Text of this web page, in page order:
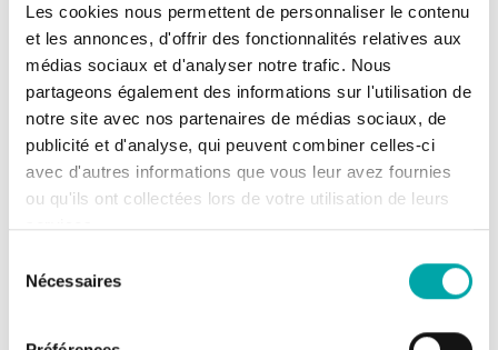
Les cookies nous permettent de personnaliser le contenu
et les annonces, d'offrir des fonctionnalités relatives aux
médias sociaux et d'analyser notre trafic. Nous
partageons également des informations sur l'utilisation de
notre site avec nos partenaires de médias sociaux, de
publicité et d'analyse, qui peuvent combiner celles-ci
avec d'autres informations que vous leur avez fournies
ou qu'ils ont collectées lors de votre utilisation de leurs
services.
Nécessaires
En complément des sciences de
l’environnement, la mobilisation des sciences
sociales nous aide à prendre du recul et à
mieux comprendre les leviers au changement
de comportement. Elles sont au cœur de la
stratégie de recherche du ministère
nouvellement publiée, qui vise une transition
juste, en favorisant des recherches pour un
transversale du ministère et à ce titre, il porte